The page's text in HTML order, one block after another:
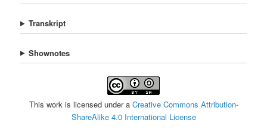
Transkript
Shownotes
This work is licensed under a Creative Commons Attribution-
ShareAlike 4.0 International License